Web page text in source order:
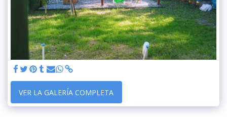
VER LA GALERÍA COMPLETA